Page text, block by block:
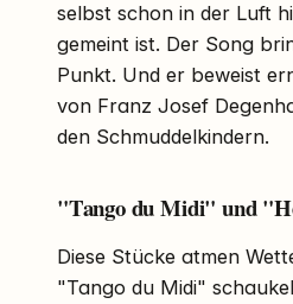
selbst schon in der Luft
gemeint ist. Der Song
Punkt. Und er beweist
von Franz Josef
den Schmuddelkindern.
"Tango du Midi" und
Diese Stücke atmen
"Tango du Midi"